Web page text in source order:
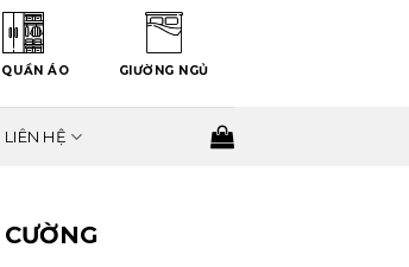
ÁO GIƯỜNG NGỦ
LIÊN HỆ